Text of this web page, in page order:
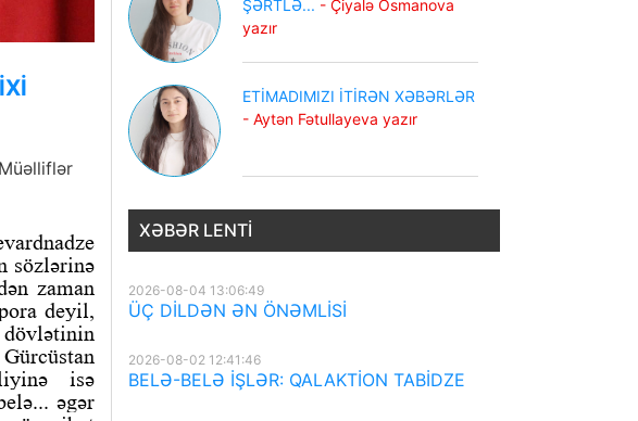
Müəlliflər
sözlərinə
zaman
deyil,
dövlətinin
isə
əgər
ŞƏRTLƏ... - Çiyalə Osmanova
yazır
ETİMADIMIZI İTİRƏN XƏBƏRLƏR
- Aytən Fətullayeva yazır
XƏBƏR LENTI
2026-08-04 13:06:49
ÜÇ DİLDƏN ƏN ÖNƏMLİSİ
2026-08-02 12:41:46
BELƏ-BELƏ İŞLƏR: QALAKTİON TABİDZE